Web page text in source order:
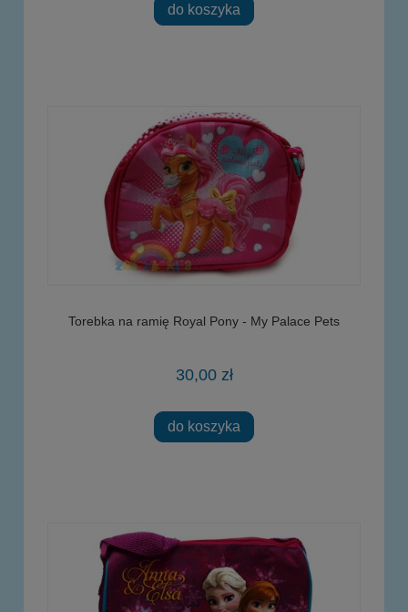
do koszyka
Torebka na ramię Royal Pony - My Palace Pets
30,00 zł
do koszyka